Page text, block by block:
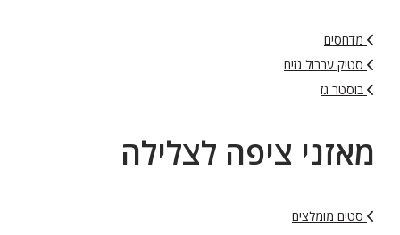
מדחסים
סטיק ערבול גזים
בוסטר גז
מאזני ציפה לצלילה
סטים מומלצים